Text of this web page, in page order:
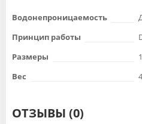
Водонепроницаемость
Принцип работы
Размеры
Вес
ОТЗЫВЫ (0)